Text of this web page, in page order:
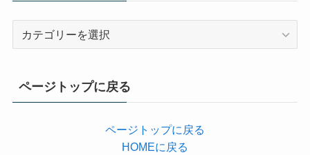
ページトップに戻る
ページトップに戻る
HOMEに戻る